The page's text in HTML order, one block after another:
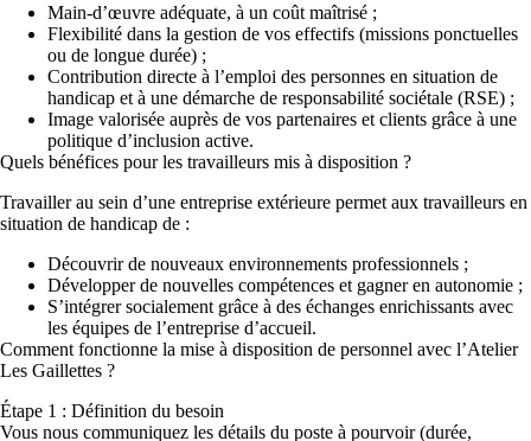
Main-d’œuvre adéquate, à un coût maîtrisé ;
Flexibilité dans la gestion de vos effectifs (missions ponctuelles
ou de longue durée) ;
Contribution directe à l’emploi des personnes en situation de
handicap et à une démarche de responsabilité sociétale (RSE) ;
Image valorisée auprès de vos partenaires et clients grâce à une
politique d’inclusion active.
Quels bénéfices pour les travailleurs mis à disposition ?
Travailler au sein d’une entreprise extérieure permet aux travailleurs en
situation de handicap de :
Découvrir de nouveaux environnements professionnels ;
Développer de nouvelles compétences et gagner en autonomie ;
S’intégrer socialement grâce à des échanges enrichissants avec
les équipes de l’entreprise d’accueil.
Comment fonctionne la mise à disposition de personnel avec l’Atelier
Les Gaillettes ?
Étape 1 : Définition du besoin
Vous nous communiquez les détails du poste à pourvoir (durée,